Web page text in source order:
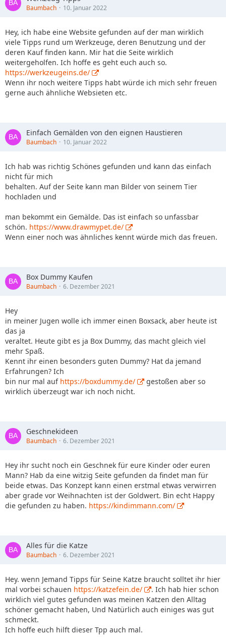
Baumbach 10. Januar 2022
Hey, ich habe eine Website gefunden auf der man wirklich
viele Tipps rund um Werkzeuge, deren Benutzung und der
deren Kauf finden kann. Mir hat die Seite wirklich
weitergeholfen. Ich hoffe es geht euch auch so.
https://werkzeugeins.de/
Wenn ihr noch weitere Tipps habt würde ich mich sehr freuen
gerne auch ähnliche Websieten etc.
Einfach Gemälden von den eignen Haustieren
Baumbach 10. Januar 2022
Ich hab was richtig Schönes gefunden und kann das einfach
nicht für mich
behalten. Auf der Seite kann man Bilder von seinem Tier
hochladen und
man bekommt ein Gemälde. Das ist einfach so unfassbar
schön. https://www.drawmypet.de/
Wenn einer noch was ähnliches kennt würde mich das freuen.
Box Dummy Kaufen
Baumbach 6. Dezember 2021
Hey
in meiner Jugen wolle ich immer einen Boxsack, aber heute ist
das ja
veraltet. Heute gibt es ja Box Dummy, das macht gleich viel
mehr Spaß.
Kennt ihr einen besonders guten Dummy? Hat da jemand
Erfahrungen? Ich
bin nur mal auf https://boxdummy.de/
gestoßen aber so
wirklich überzeugt war ich noch nicht.
Geschnekideen
Baumbach 6. Dezember 2021
Hey ihr sucht noch ein Geschnek für eure Kinder oder euren
Mann? Hab da eine witzig Seite gefunden da findet man für
beide etwas. Das Konzept kann einen erstmal etwas verwirren
aber grade vor Weihnachten ist der Goldwert. Bin echt Happy
die gefunden zu haben. https://kindimmann.com/
Alles für die Katze
Baumbach 6. Dezember 2021
Hey. wenn Jemand Tipps für Seine Katze braucht solltet ihr hier
mal vorbei schauen https://katzefein.de/
. Ich hab hier schon
wirklich viel gutes gefunden was meinen Katzen den Alltag
schöner gemacht haben, Und Natürlich auch einiges was gut
schmeckt.
Ich hoffe euch hilft dieser Tpp auch mal.